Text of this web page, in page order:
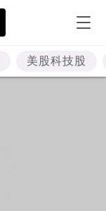
美股科技股